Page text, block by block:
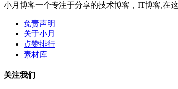
小月博客一个专注于分享的技术博客，IT博客,在
免责声明
关于小月
点赞排行
素材库
关注我们